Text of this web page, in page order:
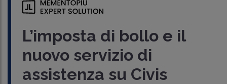
L’imposta di bollo e il
nuovo servizio di
assistenza su Civis